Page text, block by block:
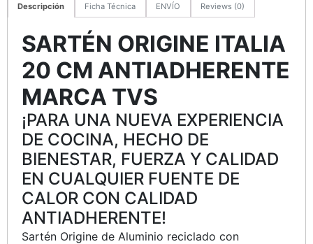
Descripción Ficha Técnica ENVÍO Reviews (0)
SARTÉN ORIGINE ITALIA
20 CM ANTIADHERENTE
MARCA TVS
¡PARA UNA NUEVA EXPERIENCIA
DE COCINA, HECHO DE
BIENESTAR, FUERZA Y CALIDAD
EN CUALQUIER FUENTE DE
CALOR CON CALIDAD
ANTIADHERENTE!
Sartén Origine de Aluminio reciclado con